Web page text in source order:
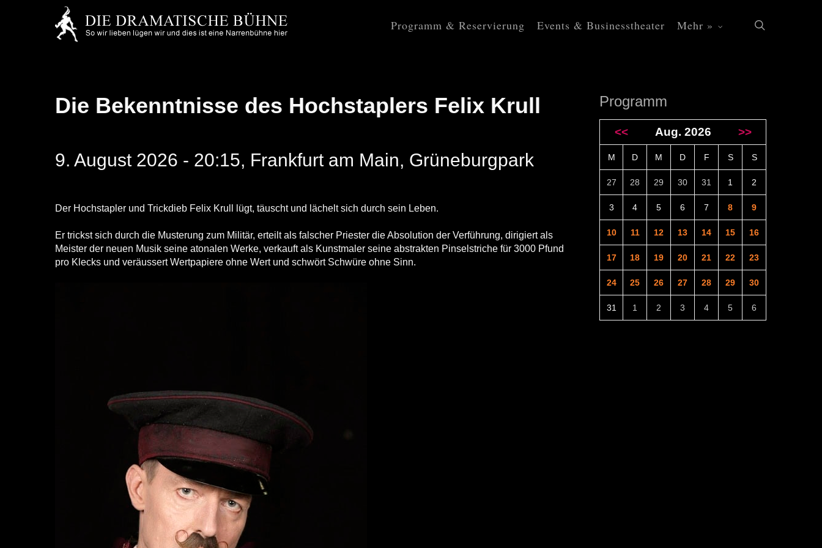
Programm & Reservierung Events & Businesstheater Mehr »
Die Bekenntnisse des Hochstaplers Felix Krull
9. August 2026 - 20:15, Frankfurt am Main, Grüneburgpark
Der Hochstapler und Trickdieb Felix Krull lügt, täuscht und lächelt sich durch sein Leben.
Er trickst sich durch die Musterung zum Militär, erteilt als falscher Priester die Absolution der Verführung, dirigiert als
Meister der neuen Musik seine atonalen Werke, verkauft als Kunstmaler seine abstrakten Pinselstriche für 3000 Pfund
pro Klecks und veräussert Wertpapiere ohne Wert und schwört Schwüre ohne Sinn.
Programm
<< Aug. 2026 >>
M D M D F S S
27 28 29 30 31 1 2
3 4 5 6 7 8 9
10 11 12 13 14 15 16
17 18 19 20 21 22 23
24 25 26 27 28 29 30
31 1 2 3 4 5 6